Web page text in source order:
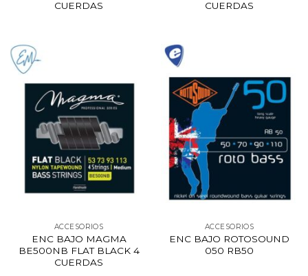
CUERDAS
CUERDAS
ACCESORIOS
ENC BAJO MAGMA
BE500NB FLAT BLACK 4
CUERDAS
ACCESORIOS
ENC BAJO ROTOSOUND
050 RB50